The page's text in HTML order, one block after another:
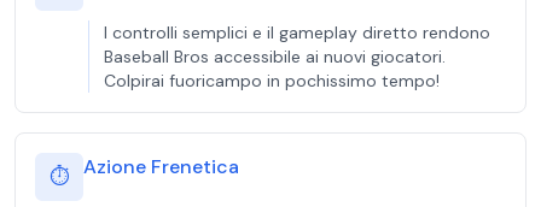
I controlli semplici e il gameplay diretto rendono
Baseball Bros accessibile ai nuovi giocatori.
Colpirai fuoricampo in pochissimo tempo!
⏱️ Azione Frenetica